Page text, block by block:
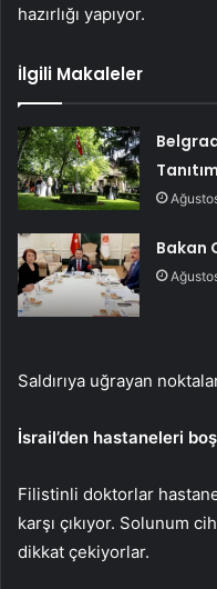
hazırlığı yapıyor.
İlgili Makaleler
Bakan
Saldırıya uğrayan
İsrail’den hastaneleri
Filistinli doktorlar
karşı çıkıyor. Solunum
dikkat çekiyorlar.